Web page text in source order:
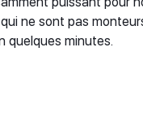
ne sont pas
quelques minutes.